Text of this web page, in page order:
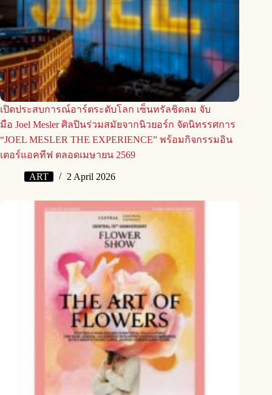
เปิดประสบการณ์อาร์ตระดับโลก เซ็นทรัลชิดลม จับ
มือ Joel Mesler ศิลปินร่วมสมัยจากนิวยอร์ก จัดนิทรรศการ
“JOEL MESLER THE EXPERIENCE” พร้อมกิจกรรมอิน
เตอร์แอคทีฟ ตลอดเมษายน 2569
ART 2 April 2026